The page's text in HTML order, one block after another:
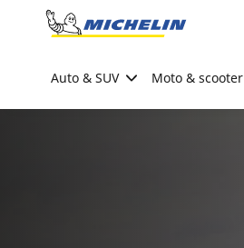
Go to page content
Auto & SUV Moto & scooter